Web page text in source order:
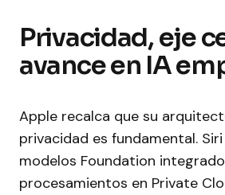
Privacidad, eje
avance en IA
Apple recalca que su
privacidad es fundamental.
modelos Foundation
procesamientos en Private